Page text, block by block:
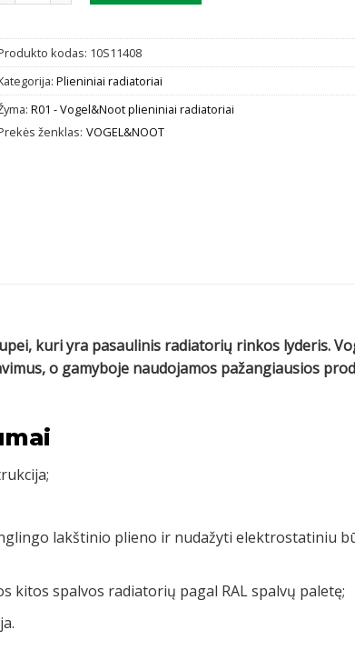
kodas: 10S11408
Plieniniai radiatoriai
R01 - Vogel&Noot plieniniai radiatoriai
ženklas: VOGEL&NOOT
kuri yra pasaulinis radiatorių rinkos lyderis.
o gamyboje naudojamos pažangiausios
lakštinio plieno ir nudažyti elektrostatiniu
kitos spalvos radiatorių pagal RAL spalvų paletę;